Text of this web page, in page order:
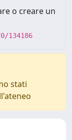
o creare un
134186
stati